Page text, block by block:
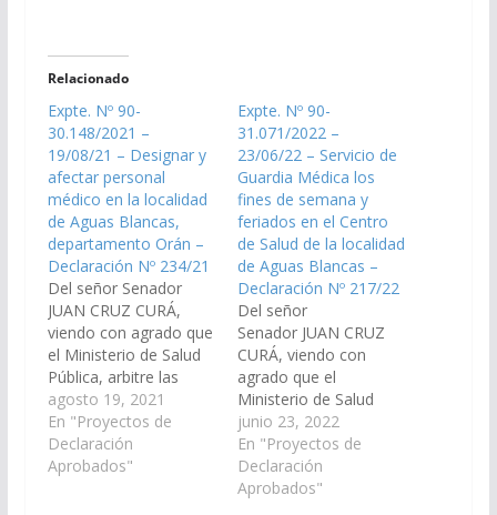
Relacionado
Expte. Nº 90-
30.148/2021 –
19/08/21 – Designar y
afectar personal
médico en la localidad
de Aguas Blancas,
departamento Orán –
Declaración Nº 234/21
Del señor Senador
JUAN CRUZ CURÁ,
viendo con agrado que
el Ministerio de Salud
Pública, arbitre las
medidas necesarias
para designar y afectar
personal médico en la
localidad de Aguas
agosto 19, 2021
En "Proyectos de
Declaración
Aprobados"
Expte. Nº 90-
31.071/2022 –
23/06/22 – Servicio de
Guardia Médica los
fines de semana y
feriados en el Centro
de Salud de la localidad
de Aguas Blancas –
Declaración Nº 217/22
Del señor
Senador JUAN CRUZ
CURÁ, viendo con
agrado que el
Ministerio de Salud
Pública arbitre las
medidas y realice las
gestiones necesarias y
suficientes para que se
junio 23, 2022
En "Proyectos de
Declaración
Aprobados"